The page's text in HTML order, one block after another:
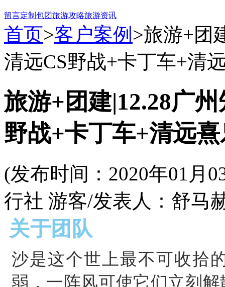
留言定制包团旅游攻略旅游资讯
首页>客户案例 >旅游+团
清远CS野战+卡丁车+清
旅游+团建|12.28广
野战+卡丁车+清远
(发布时间：2020年01月
行社 游客/发表人：舒马
关于团队
沙是这个世上最不可收拾
弱，一阵风可使它们立刻解